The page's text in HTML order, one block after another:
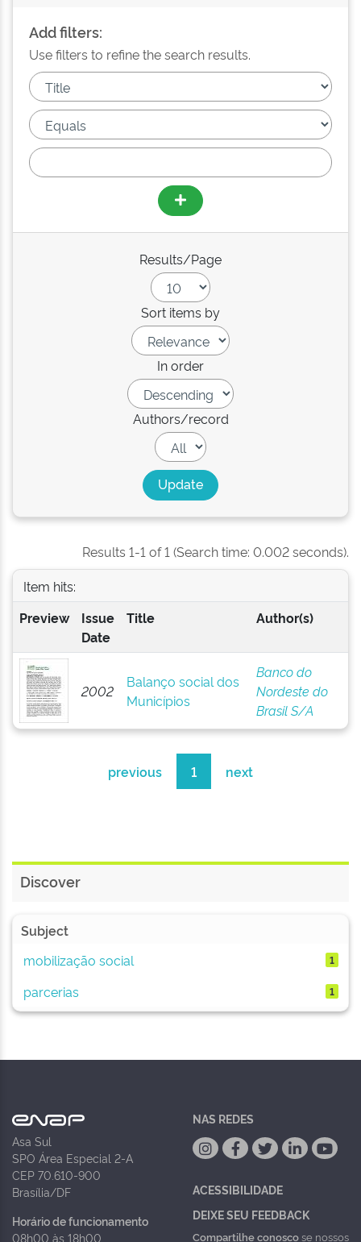
Add filters:
Use filters to refine the search results.
Results/Page
Sort items by
In order
Authors/record
Results 1-1 of 1 (Search time: 0.002 seconds).
Item hits:
Preview
Issue
Date
Title Author(s)
2002
Balanço social dos
Municípios
Banco do
Nordeste do
Brasil S/A
previous 1 next
Discover
Subject
mobilização social
1
parcerias 1
Asa Sul
SPO Área Especial 2-A
CEP 70.610-900
Brasília/DF
Horário de funcionamento
08h00 às 18h00
NAS REDES
ACESSIBILIDADE
DEIXE SEU FEEDBACK
Compartilhe conoscose nossos